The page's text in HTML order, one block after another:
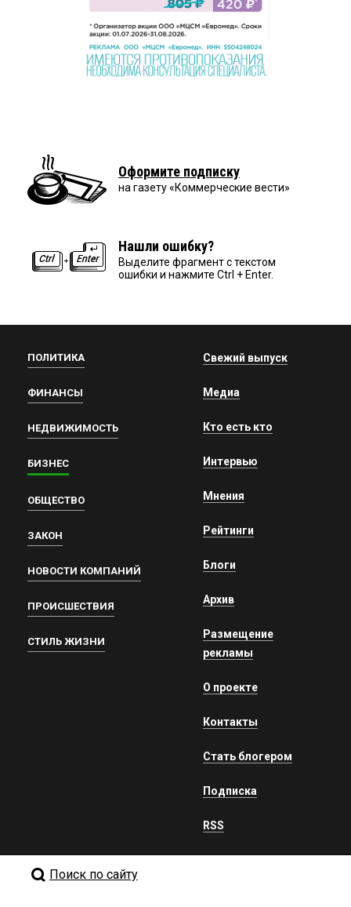
Оформите подписку
на газету «Коммерческие вести»
Нашли ошибку?
Выделите фрагмент с текстом
ошибки и нажмите Ctrl + Enter.
ПОЛИТИКА
ФИНАНСЫ
НЕДВИЖИМОСТЬ
БИЗНЕС
ОБЩЕСТВО
ЗАКОН
НОВОСТИ КОМПАНИЙ
ПРОИСШЕСТВИЯ
СТИЛЬ ЖИЗНИ
Свежий выпуск
Медиа
Кто есть кто
Интервью
Мнения
Рейтинги
Блоги
Архив
Размещение
рекламы
О проекте
Контакты
Стать блогером
Подписка
RSS
Поиск по сайту